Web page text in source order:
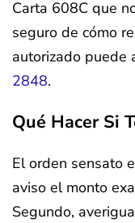
Carta 608C que
seguro de cómo
autorizado puede
2848.
Qué Hacer Si
El orden sensato
aviso el monto
Segundo,